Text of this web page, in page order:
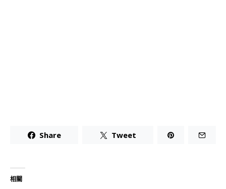
Share Tweet
相關